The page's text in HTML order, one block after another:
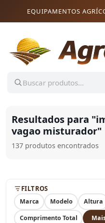
EQUIPAMENTOS
Resultados para "
vagao misturador"
137 produtos encontrados
FILTROS
Marca Modelo Altura
Comprimento Total